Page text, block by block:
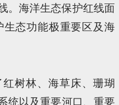
。海洋生态保护红线面
态功能极重要区及海
树林、海草床、珊瑚
统以及重要河口、重要